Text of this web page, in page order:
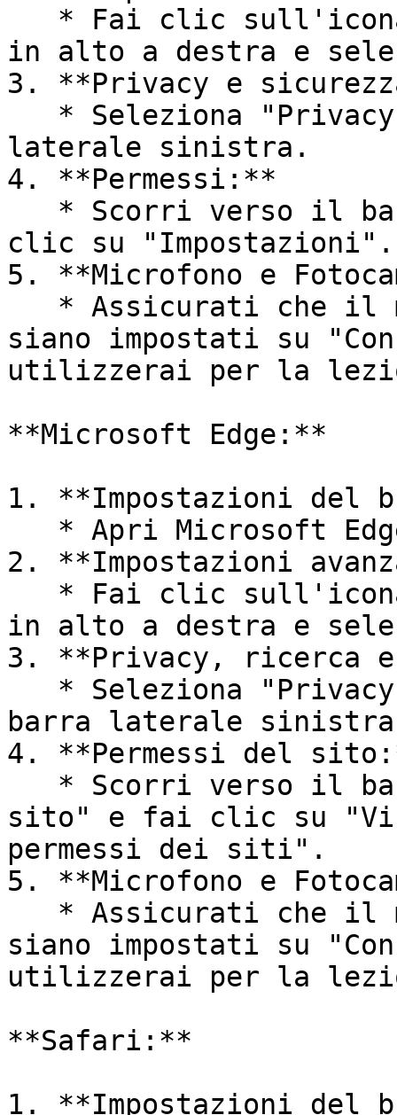
in alto a destra e
3. **Privacy e
laterale sinistra.
4. **Permessi:**
clic su "Impostazioni".
5. **Microfono e
siano impostati su
utilizzerai per la
**Microsoft Edge:**
1. **Impostazioni del
2. **Impostazioni
in alto a destra e
3. **Privacy, ricerca
barra laterale
4. **Permessi del
sito" e fai clic su
permessi dei siti".
5. **Microfono e
siano impostati su
utilizzerai per la
**Safari:**
1. **Impostazioni del